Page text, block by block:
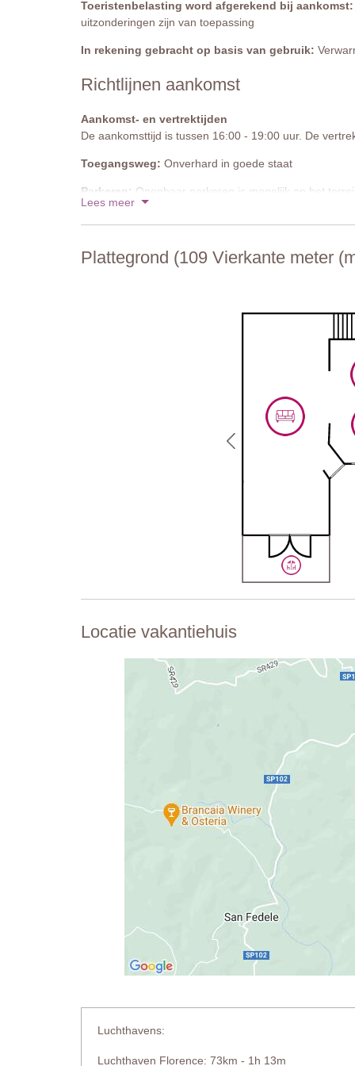
Toeristenbelasting word afgerekend bij aankomst:
uitzonderingen zijn van toepassing
In rekening gebracht op basis van gebruik:
Richtlijnen aankomst
Aankomst- en vertrektijden
De aankomsttijd is tussen 16:00 - 19:00 uur. De
Toegangsweg: Onverhard in goede staat
Parkeren: Openbaar parkeren is mogelijk op het
Lees meer
Plattegrond (109 Vierkante meter
Locatie vakantiehuis
Luchthavens:
Luchthaven Florence: 73km - 1h 13m